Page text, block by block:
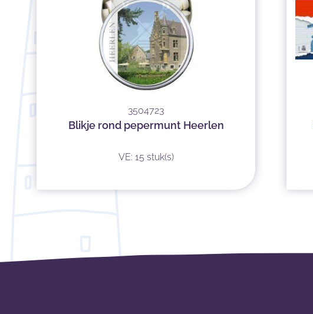
3504723
Blikje rond pepermunt Heerlen
VE: 15 stuk(s)